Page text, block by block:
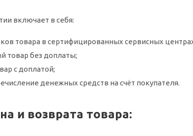
включает в себя:
товара в сертифицированных сервисных
товар без доплаты;
с доплатой;
денежных средств на счёт покупателя.
и возврата товара: